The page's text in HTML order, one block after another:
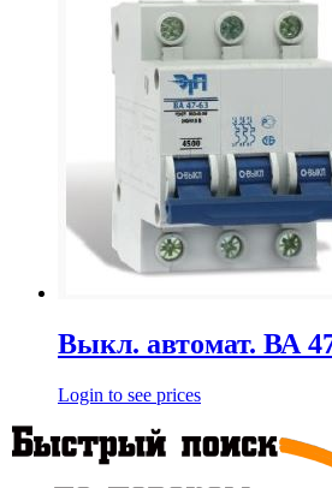
Выкл. автомат. ВА
Login to see prices